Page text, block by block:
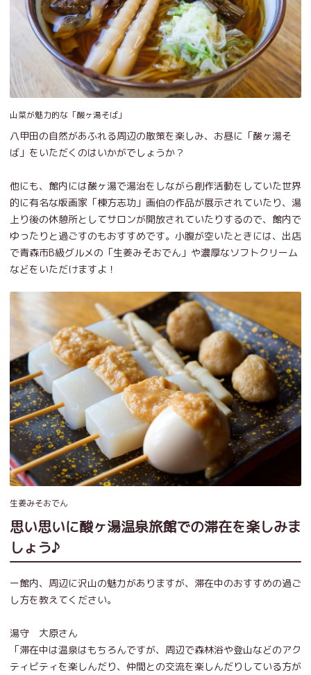
山菜が魅力的な「酸ヶ湯そば」
八甲田の自然があふれる周辺の散策を楽しみ、お昼に「酸ヶ湯そ
ば」をいただくのはいかがでしょうか？
他にも、館内には酸ヶ湯で湯治をしながら創作活動をしていた世界
的に有名な版画家「棟方志功」画伯の作品が展示されていたり、湯
上り後の休憩所としてサロンが開放されていたりするので、館内で
ゆったりと過ごすのもおすすめです。小腹が空いたときには、出店
で青森市B級グルメの「生姜みそおでん」や濃厚なソフトクリーム
などをいただけますよ！
生姜みそおでん
思い思いに酸ヶ湯温泉旅館での滞在を楽しみま
しょう♪
ー館内、周辺に沢山の魅力がありますが、滞在中のおすすめの過ご
し方を教えてください。
湯守 大原さん
「滞在中は温泉はもちろんですが、周辺で森林浴や登山などのアク
ティビティを楽しんだり、仲間との交流を楽しんだりしている方が